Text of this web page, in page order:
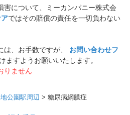
害について、ミーカンパニー株式会
ではその賠償の責任を一切負わない
は、お手数ですが、 お問い合わせフ
ますようお願いいたします。
りません
公園駅周辺 > 糖尿病網膜症